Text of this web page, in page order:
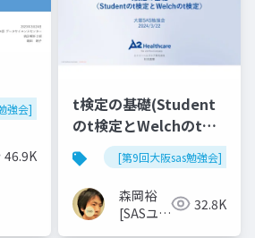
強会]
46.9K
t検定の基礎(Student
のt検定とWelchのt検
定)
[第9回大阪sas勉強会]
森岡裕
[SASユー
32.8K